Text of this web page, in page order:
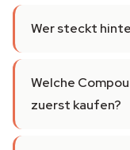
Wer steckt
Welche
zuerst kaufen?